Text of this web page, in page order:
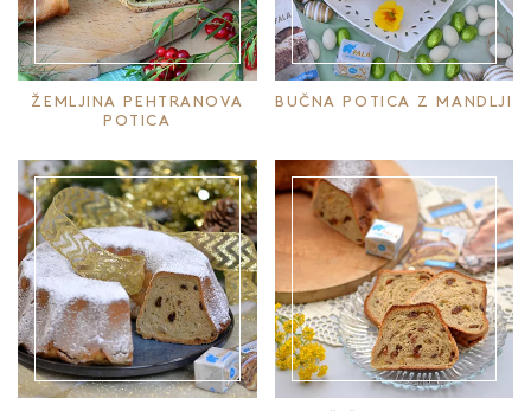
ŽEMLJINA PEHTRANOVA
POTICA
BUČNA POTICA Z MANDLJI